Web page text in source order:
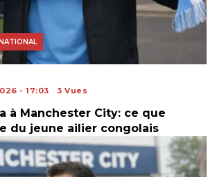
- 17:03 3 Vues
à Manchester City: ce que
du jeune ailier congolais